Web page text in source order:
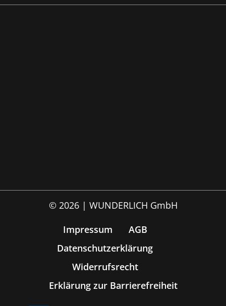
© 2026 | WUNDERLICH GmbH
Impressum
AGB
Datenschutzerklärung
Widerrufsrecht
Erklärung zur Barrierefreiheit